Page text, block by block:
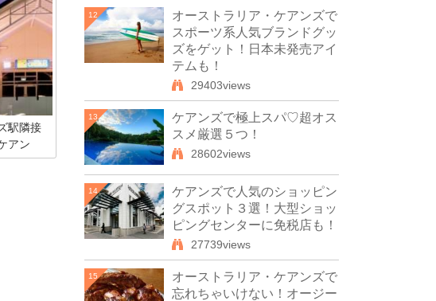
がたくさ
ケア用
プや馴染
様々なお
めのおみ
駅隣接
アン
12
オーストラリア・ケアンズで
スポーツ系人気ブランドグッ
ズをゲット！日本未発売アイ
テムも！
29403views
13
ケアンズで極上スパ♡超オス
スメ厳選５つ！
28602views
14
ケアンズで人気のショッピン
グスポット３選！大型ショッ
ピングセンターに免税店も！
27739views
15
オーストラリア・ケアンズで
忘れちゃいけない！オージー